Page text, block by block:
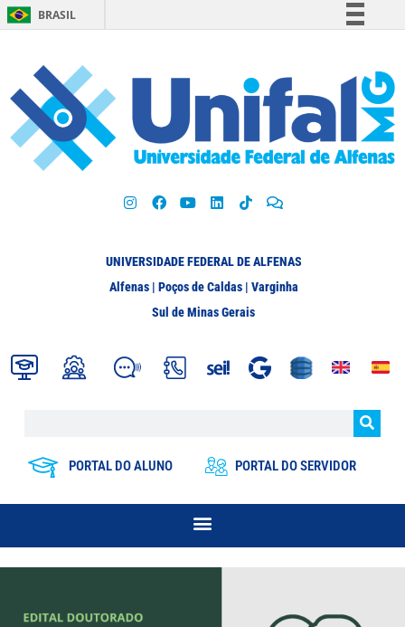
BRASIL
Participe
Acesso à informação
Legislação
UNIVERSIDADE FEDERAL DE ALFENAS
Alfenas | Poços de Caldas | Varginha
Sul de Minas Gerais
PORTAL DO ALUNO PORTAL DO SERVIDOR